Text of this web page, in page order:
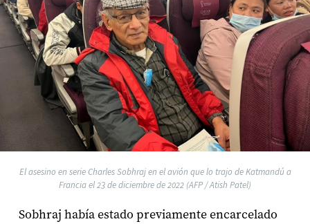
El asesino en serie Charles Sobhraj en el avión que lo trajo de Katmandú a
Francia el 23 de diciembre de 2022 (AFP / Atish Patel)
Sobhraj había estado previamente encarcelado